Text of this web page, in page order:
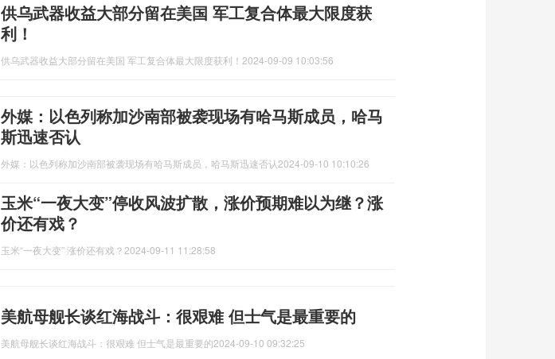
供乌武器收益大部分留在美国 军工复合体最大限度获
利！
供乌武器收益大部分留在美国 军工复合体最大限度获利！ 2024-09-09 10:03:56
外媒：以色列称加沙南部被袭现场有哈马斯成员，哈马
斯迅速否认
外媒：以色列称加沙南部被袭现场有哈马斯成员，哈马斯迅速否认2024-09-10 10:10:26
玉米“一夜大变”停收风波扩散，涨价预期难以为继？涨
价还有戏？
玉米“一夜大变” 涨价还有戏？ 2024-09-11 11:28:58
美航母舰长谈红海战斗：很艰难 但士气是最重要的
美航母舰长谈红海战斗：很艰难 但士气是最重要的2024-09-10 09:32:25